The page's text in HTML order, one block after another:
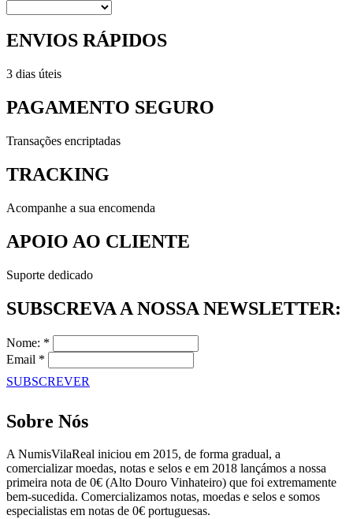
ENVIOS RÁPIDOS
3 dias úteis
PAGAMENTO SEGURO
Transações encriptadas
TRACKING
Acompanhe a sua encomenda
APOIO AO CLIENTE
Suporte dedicado
SUBSCREVA A NOSSA NEWSLETTER:
Nome: *
Email *
SUBSCREVER
Sobre Nós
A NumisVilaReal iniciou em 2015, de forma gradual, a
comercializar moedas, notas e selos e em 2018 lançámos a nossa
primeira nota de 0€ (Alto Douro Vinhateiro) que foi extremamente
bem-sucedida. Comercializamos notas, moedas e selos e somos
especialistas em notas de 0€ portuguesas.